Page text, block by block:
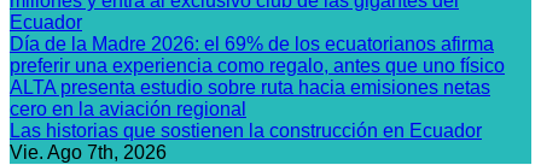
Ecuador
Día de la Madre 2026: el 69% de los ecuatorianos afirma
preferir una experiencia como regalo, antes que uno físico
ALTA presenta estudio sobre ruta hacia emisiones netas
cero en la aviación regional
Las historias que sostienen la construcción en Ecuador
Vie. Ago 7th, 2026